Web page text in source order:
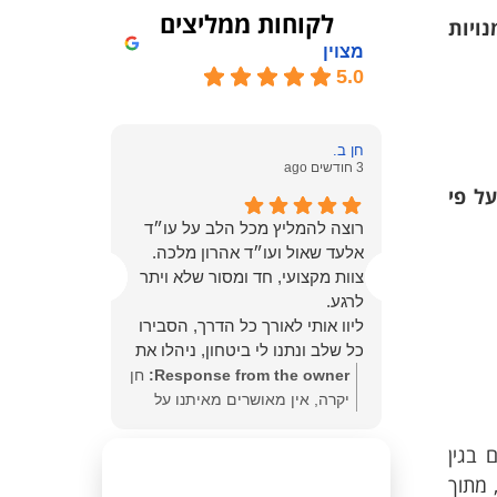
פי
בגין
מתוך
לקוחות ממליצים
מצוין
5.0
אנחנו
חן ב.
3 חודשים ago
רוצה להמליץ מכל הלב על עו״ד
אלעד שאול ועו״ד אהרון מלכה.
צוות מקצועי, חד ומסור שלא ויתר
לרגע.
ליוו אותי לאורך כל הדרך, הסבירו
כל שלב ונתנו לי ביטחון, ניהלו את
התיק בצורה מדויקת, היו זמינים
תמיד ונתנו תחושה שיש מי שנלחם
Response from the owner:
חן
יקרה, אין מאושרים מאיתנו על